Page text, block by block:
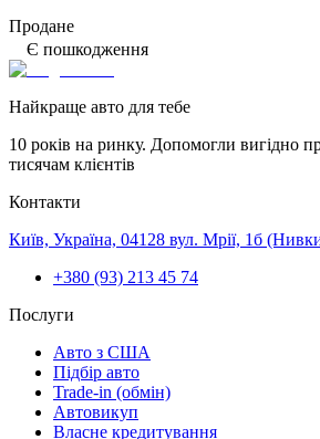
Продане
Є пошкодження
Найкраще авто для тебе
10 років на ринку. Допомогли вигідно
тисячам клієнтів
Контакти
Київ, Україна, 04128 вул. Мрії, 1б
+380 (93) 213 45 74
Послуги
Авто з США
Підбір авто
Trade-in (обмін)
Автовикуп
Власне кредитування